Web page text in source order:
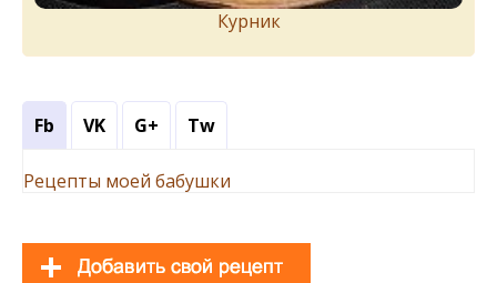
Курник
Fb VK G+ Tw
Рецепты моей бабушки